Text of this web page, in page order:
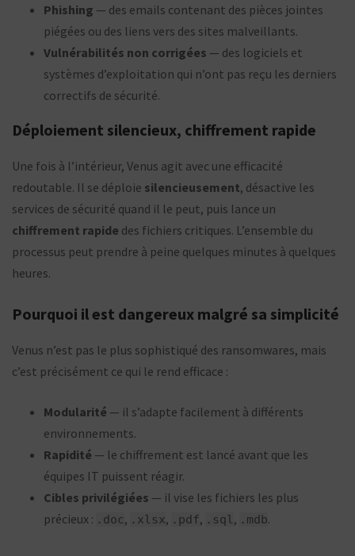
Phishing — des emails contenant des pièces jointes
piégées ou des liens vers des sites malveillants.
Vulnérabilités non corrigées — des logiciels et
systèmes d’exploitation qui n’ont pas reçu les derniers
correctifs de sécurité.
Déploiement silencieux, chiffrement rapide
Une fois à l’intérieur, Venus agit avec une efficacité
redoutable. Il se déploie silencieusement, désactive les
services de sécurité quand il le peut, puis lance un
chiffrement rapide des fichiers critiques. L’ensemble du
processus peut prendre à peine quelques minutes à quelques
heures.
Pourquoi il est dangereux malgré sa simplicité
Venus n’est pas le plus sophistiqué des ransomwares, mais
c’est précisément ce qui le rend efficace :
Modularité — il s’adapte facilement à différents
environnements.
Rapidité — le chiffrement est lancé avant que les
équipes IT puissent réagir.
Cibles privilégiées — il vise les fichiers les plus
précieux : .doc, .xlsx, .pdf, .sql, .mdb.